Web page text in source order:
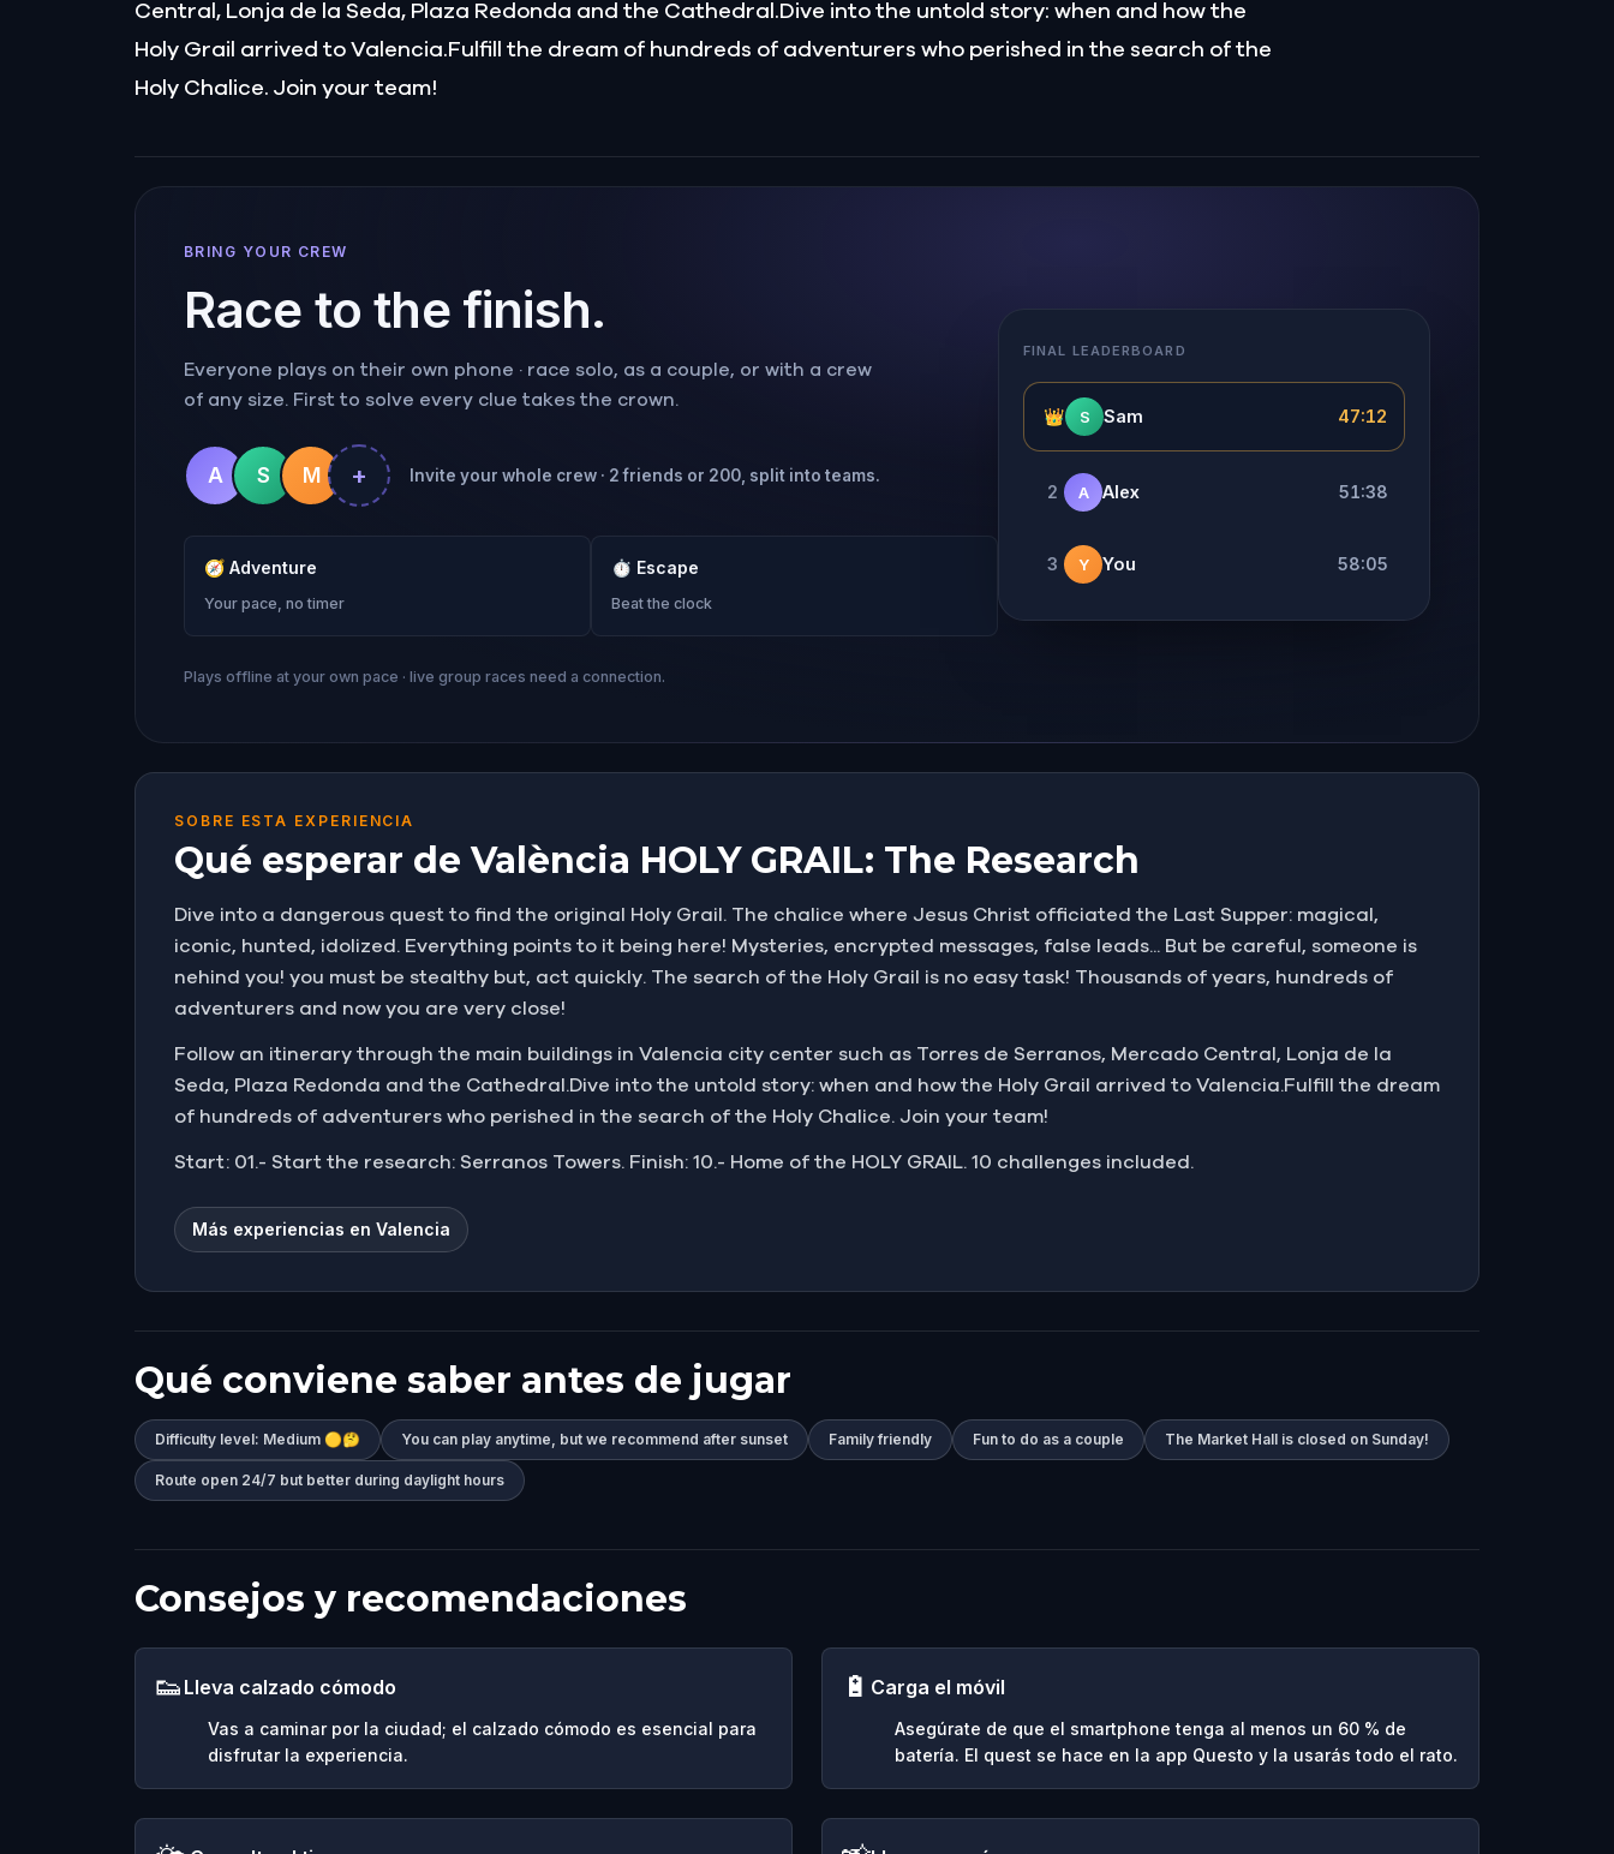
Central, Lonja de la Seda, Plaza Redonda and the Cathedral.Dive into the untold story: when and how the
Holy Grail arrived to Valencia.Fulfill the dream of hundreds of adventurers who perished in the search of the
Holy Chalice. Join your team!
BRING YOUR CREW
Race to the finish.
Everyone plays on their own phone · race solo, as a couple, or with a crew
of any size. First to solve every clue takes the crown.
A S M + Invite your whole crew · 2 friends or 200, split into teams.
🧭 Adventure
Your pace, no timer
⏱ Escape
Beat the clock
Plays offline at your own pace · live group races need a connection.
FINAL LEADERBOARD
👑 S Sam 47:12
2 A Alex 51:38
3 Y You 58:05
SOBRE ESTA EXPERIENCIA
Qué esperar de València HOLY GRAIL: The Research
Dive into a dangerous quest to find the original Holy Grail. The chalice where Jesus Christ officiated the Last Supper: magical,
iconic, hunted, idolized. Everything points to it being here! Mysteries, encrypted messages, false leads... But be careful, someone is
nehind you! you must be stealthy but, act quickly. The search of the Holy Grail is no easy task! Thousands of years, hundreds of
adventurers and now you are very close!
Follow an itinerary through the main buildings in Valencia city center such as Torres de Serranos, Mercado Central, Lonja de la
Seda, Plaza Redonda and the Cathedral.Dive into the untold story: when and how the Holy Grail arrived to Valencia.Fulfill the dream
of hundreds of adventurers who perished in the search of the Holy Chalice. Join your team!
Start: 01.- Start the research: Serranos Towers. Finish: 10.- Home of the HOLY GRAIL. 10 challenges included.
Más experiencias en Valencia
Qué conviene saber antes de jugar
Difficulty level: Medium 🟡🤔 You can play anytime, but we recommend after sunset Family friendly Fun to do as a couple The Market Hall is closed on Sunday!
Route open 24/7 but better during daylight hours
Consejos y recomendaciones
👟 Lleva calzado cómodo
Vas a caminar por la ciudad; el calzado cómodo es esencial para
disfrutar la experiencia.
🔋 Carga el móvil
Asegúrate de que el smartphone tenga al menos un 60 % de
batería. El quest se hace en la app Questo y la usarás todo el rato.